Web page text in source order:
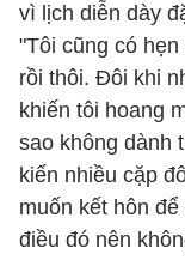
vì lịch diễn dày
"Tôi cũng có
rồi thôi. Đôi khi
khiến tôi hoang
sao không dành
kiến nhiều cặp
muốn kết hôn
điều đó nên